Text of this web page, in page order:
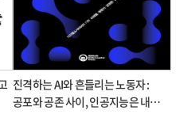
진격하는 AI와 흔들리는 노동자 :
공포와 공존 사이, 인공지능은 내